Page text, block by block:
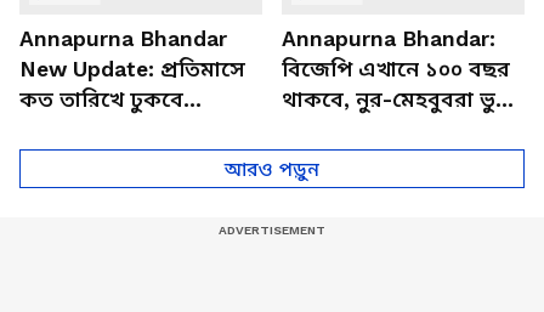
Annapurna Bhandar
New Update: প্রতিমাসে
কত তারিখে ঢুকবে
শুভেন্দু
Annapurna Bhandar:
বিজেপি এখানে ১০০ বছর
থাকবে, নুর-মেহবুবরা ভুয়ো
নিয়ে বিস্ফোরক শুভেন্দু
আরও পড়ুন